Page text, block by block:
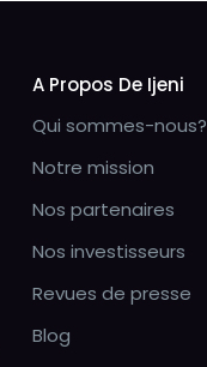
A Propos De Ijeni
Qui sommes-nous?
Notre mission
Nos partenaires
Nos investisseurs
Revues de presse
Blog